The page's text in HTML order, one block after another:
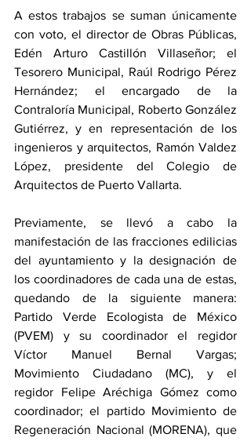
A estos trabajos se suman únicamente
con voto, el director de Obras Públicas,
Edén Arturo Castillón Villaseñor; el
Tesorero Municipal, Raúl Rodrigo Pérez
Hernández; el encargado de la
Contraloría Municipal, Roberto González
Gutiérrez, y en representación de los
ingenieros y arquitectos, Ramón Valdez
López, presidente del Colegio de
Arquitectos de Puerto Vallarta.
Previamente, se llevó a cabo la
manifestación de las fracciones edilicias
del ayuntamiento y la designación de
los coordinadores de cada una de estas,
quedando de la siguiente manera:
Partido Verde Ecologista de México
(PVEM) y su coordinador el regidor
Víctor Manuel Bernal Vargas;
Movimiento Ciudadano (MC), y el
regidor Felipe Aréchiga Gómez como
coordinador; el partido Movimiento de
Regeneración Nacional (MORENA), que